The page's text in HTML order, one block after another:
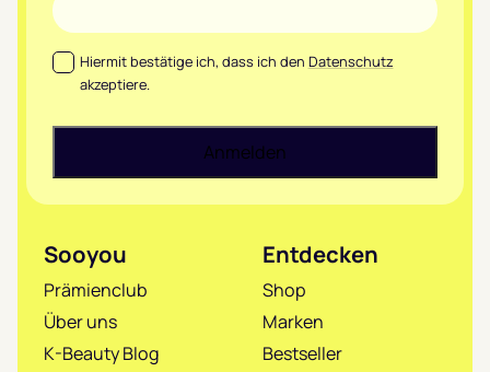
Datenschutz*
Hiermit bestätige ich, dass ich den Datenschutz
akzeptiere.
Sooyou
Prämienclub
Über uns
K-Beauty Blog
Entdecken
Shop
Marken
Bestseller